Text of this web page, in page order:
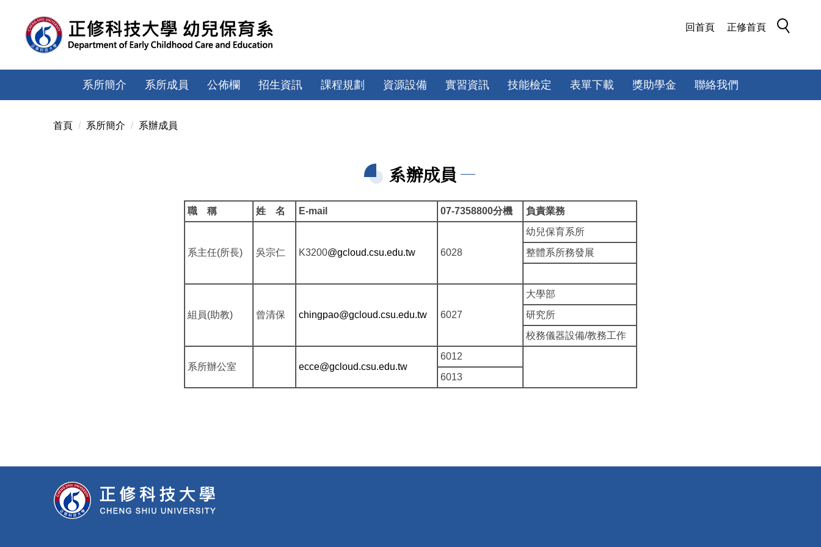
內
回首頁 正修首頁
系所簡介 系所成員 公佈欄 招生資訊 課程規劃 資源設備 實習資訊 技能檢定 表單下載 獎助學金 聯絡我們
首頁 系所簡介 系辦成員
系辦成員
職 稱 姓 名 E-mail 07-7358800分機 負責業務
系主任(所長) 吳宗仁 K3200@gcloud.csu.edu.tw 6028
幼兒保育系所
整體系所務發展
組員(助教) 曾清保 chingpao@gcloud.csu.edu.tw 6027
大學部
研究所
校務儀器設備/教務工作
系所辦公室 ecce@gcloud.csu.edu.tw
6012
6013